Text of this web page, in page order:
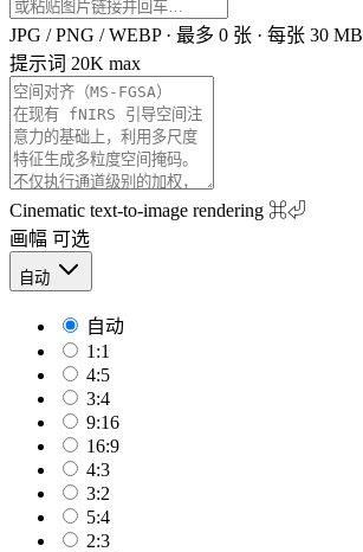
JPG / PNG / WEBP · 最多 0 张 · 每张 30 MB
提示词 20K max
Cinematic text-to-image rendering ⌘⏎
画幅 可选
自动
自动
1:1
4:5
3:4
9:16
16:9
4:3
3:2
5:4
2:3